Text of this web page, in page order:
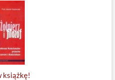
książkę!